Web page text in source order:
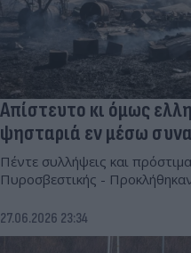
Απίστευτο κι όμως
ψησταριά εν μέσω
Πέντε συλλήψεις και
Πυροσβεστικής -
27.06.2026 23:34